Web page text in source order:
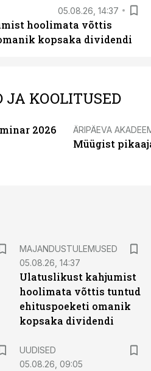
05.08.26, 14:37
hoolimata võttis
kopsaka dividendi
JA KOOLITUSED
2026 ÄRIPÄEVA
Müügist
MAJANDUSTULEMUSED
05.08.26, 14:37
Ulatuslikust kahjumist
hoolimata võttis tuntud
ehituspoeketi omanik
kopsaka dividendi
UUDISED
05.08.26, 09:05